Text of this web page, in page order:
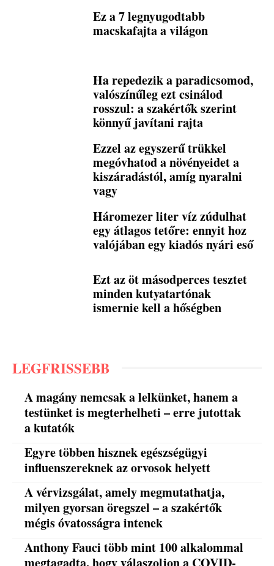
Ez a 7 legnyugodtabb
macskafajta a világon
Ha repedezik a paradicsomod,
valószínűleg ezt csinálod
rosszul: a szakértők szerint
könnyű javítani rajta
Ezzel az egyszerű trükkel
megóvhatod a növényeidet a
kiszáradástól, amíg nyaralni
vagy
Háromezer liter víz zúdulhat
egy átlagos tetőre: ennyit hoz
valójában egy kiadós nyári eső
Ezt az öt másodperces tesztet
minden kutyatartónak
ismernie kell a hőségben
LEGFRISSEBB
A magány nemcsak a lelkünket, hanem a
testünket is megterhelheti – erre jutottak
a kutatók
Egyre többen hisznek egészségügyi
influenszereknek az orvosok helyett
A vérvizsgálat, amely megmutathatja,
milyen gyorsan öregszel – a szakértők
mégis óvatosságra intenek
Anthony Fauci több mint 100 alkalommal